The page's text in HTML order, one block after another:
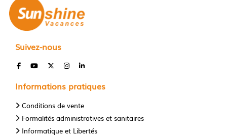
Suivez-nous
Informations pratiques
Conditions de vente
Formalités administratives et sanitaires
Informatique et Libertés